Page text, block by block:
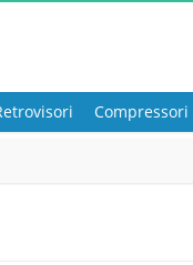
Compressori